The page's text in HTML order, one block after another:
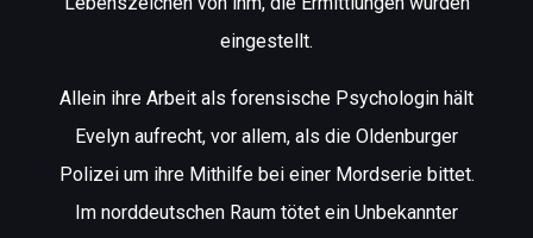
eingestellt.
Allein ihre Arbeit als forensische Psychologin hält
Evelyn aufrecht, vor allem, als die Oldenburger
Polizei um ihre Mithilfe bei einer Mordserie bittet.
Im norddeutschen Raum tötet ein Unbekannter